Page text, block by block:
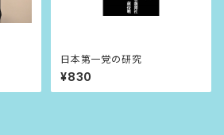
日本第一党の研究
¥830